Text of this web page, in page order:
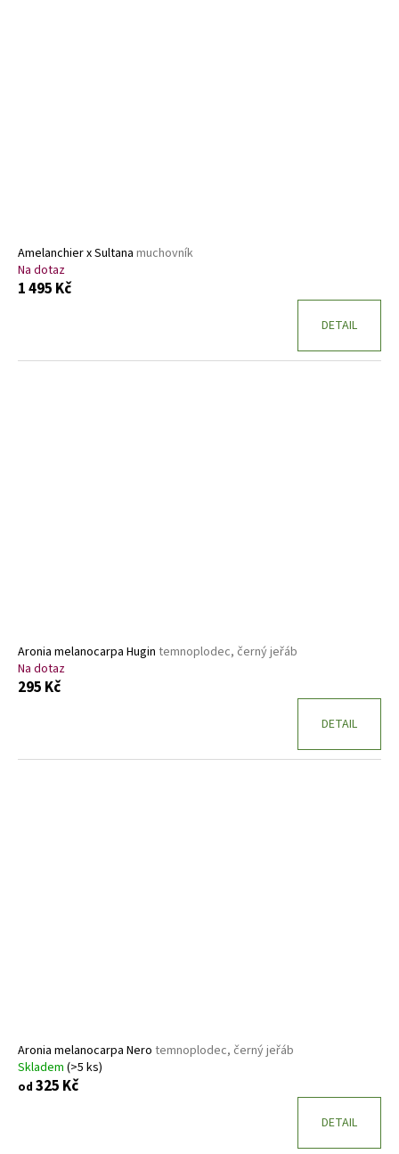
Amelanchier x Sultana muchovník
Na dotaz
1 495 Kč
DETAIL
Aronia melanocarpa Hugin temnoplodec, černý jeřáb
Na dotaz
295 Kč
DETAIL
Aronia melanocarpa Nero temnoplodec, černý jeřáb
Skladem (>5 ks)
od 325 Kč
DETAIL